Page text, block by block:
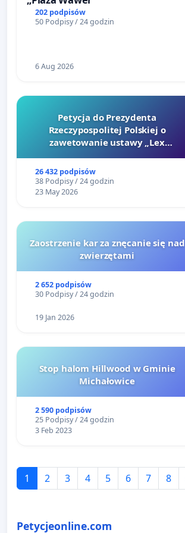
202 podpisów
50 Podpisy / 24 godzin
6 Aug 2026
Petycja do Prezydenta
Rzeczypospolitej Polskiej o
zawetowanie ustawy „Lex
26 432 podpisów
38 Podpisy / 24 godzin
23 May 2026
Zaostrzenie kar za znęcanie się nad
zwierzętami
2 652 podpisów
30 Podpisy / 24 godzin
19 Jan 2026
Stop halom Hillwood w Gminie
Michałowice
2 590 podpisów
25 Podpisy / 24 godzin
3 Feb 2023
1 2 3 4 5 6 7 8
Petycjeonline.com